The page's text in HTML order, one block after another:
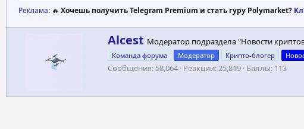
Реклама: 🔥 Хочешь получить Telegram Premium и стать гуру Polymarket?
А
в
т
о
Alcest Модератор подраздела "Новости
Команда форума Модератор Крипто-блогер
Сообщения 58,064 Реакции 25,819 Баллы 113